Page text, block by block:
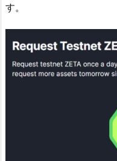
す。